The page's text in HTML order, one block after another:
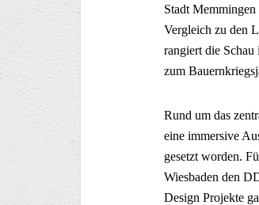
Stadt
Vergleich zu den
rangiert die
zum
Rund um das
eine immersive
gesetzt worden.
Wiesbaden den
Design Projekte